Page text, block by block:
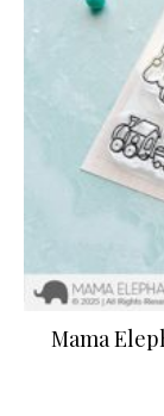
Mama